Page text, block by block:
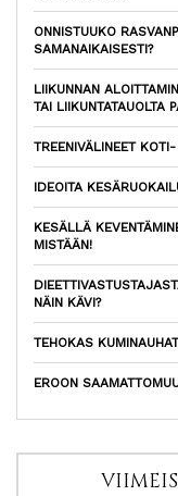
ONNISTUUKO
SAMANAIKAISESTI?
LIIKUNNAN
TAI LIIKUNTATAUOLTA
TREENIVÄLINEET
IDEOITA
KESÄLLÄ
MISTÄÄN!
NÄIN KÄVI?
TEHOKAS
EROON